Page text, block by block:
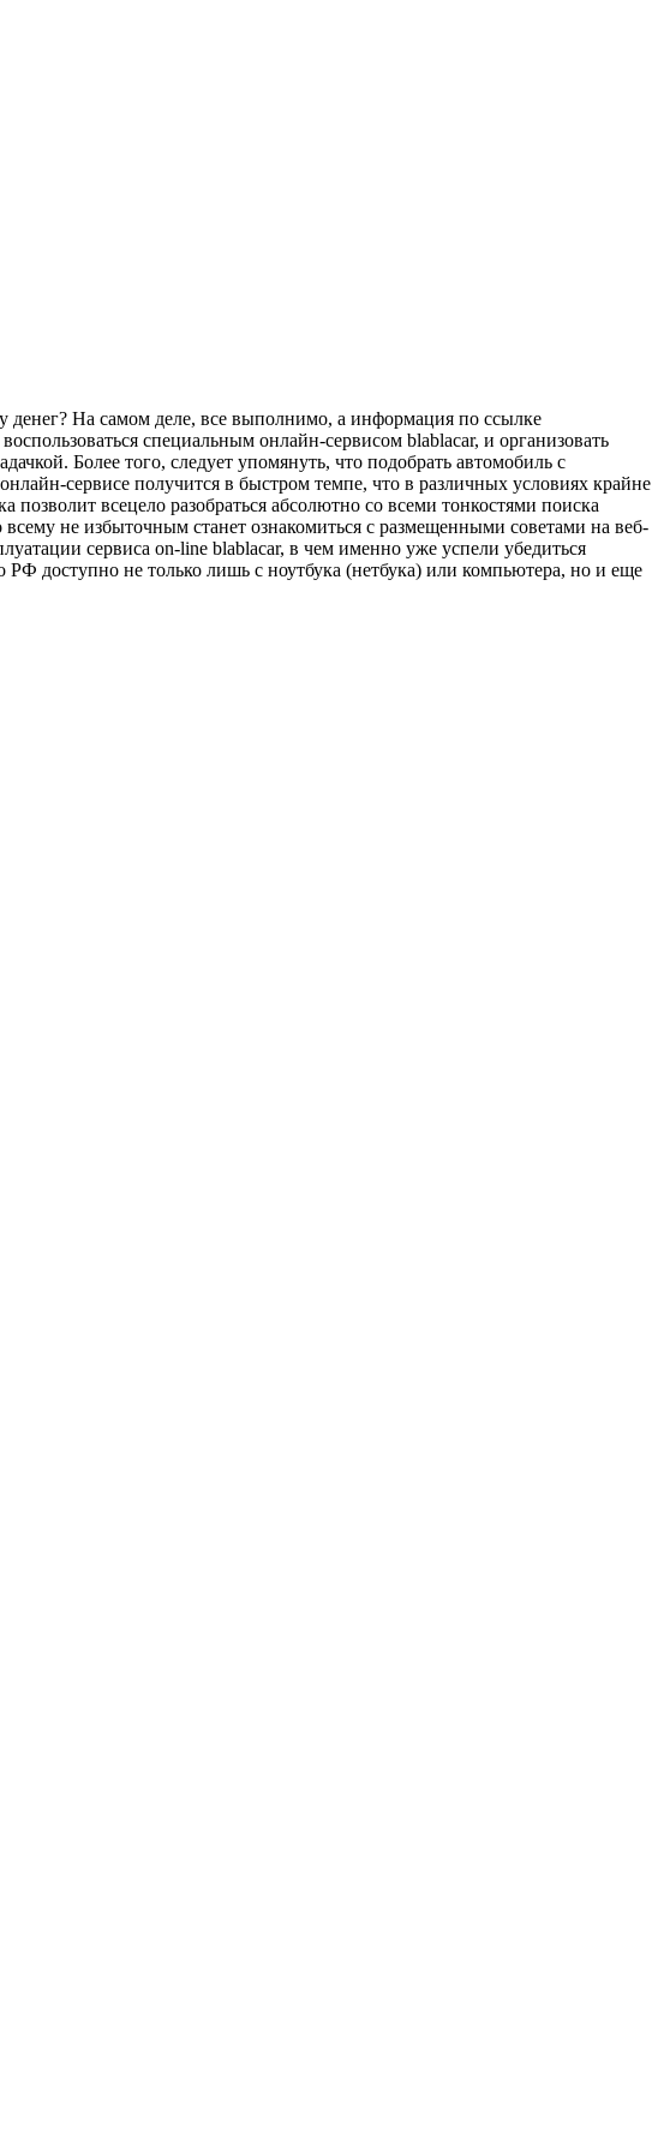
На самом деле, все выполнимо, а информация по ссылке
специальным онлайн-сервисом blablacar, и организовать
Более того, следует упомянуть, что подобрать автомобиль с
сервисе получится в быстром темпе, что в различных условиях крайне
всецело разобраться абсолютно со всеми тонкостями поиска
не избыточным станет ознакомиться с размещенными советами на веб-
сервиса on-line blablacar, в чем именно уже успели убедиться
РФ доступно не только лишь с ноутбука (нетбука) или компьютера, но и еще